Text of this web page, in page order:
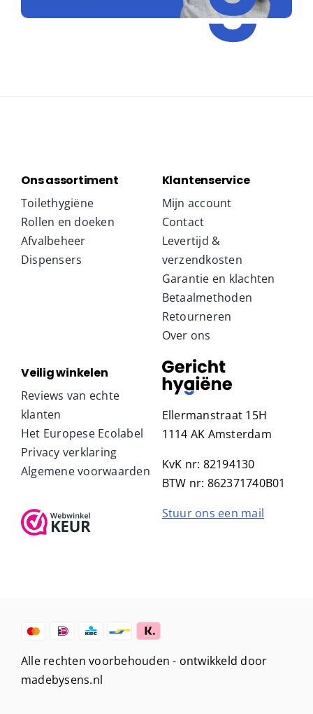
Ons assortiment
Toilethygiëne
Rollen en doeken
Afvalbeheer
Dispensers
Klantenservice
Mijn account
Contact
Levertijd &
verzendkosten
Garantie en klachten
Betaalmethoden
Retourneren
Over ons
Veilig winkelen
Reviews van echte
klanten
Het Europese Ecolabel
Privacy verklaring
Algemene voorwaarden
Ellermanstraat 15H
1114 AK Amsterdam
KvK nr: 82194130
BTW nr: 862371740B01
Stuur ons een mail
Alle rechten voorbehouden - ontwikkeld door
madebysens.nl